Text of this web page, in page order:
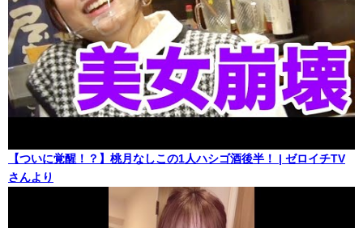
【ついに覚醒！？】桃月なしこの1人ハシゴ酒後半！ | ゼロイチTV
さんより